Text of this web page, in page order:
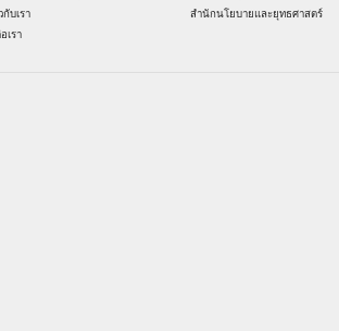
กับเรา
เรา
สำนักนโยบายและยุทธศาสตร์